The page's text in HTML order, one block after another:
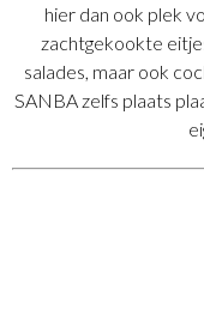
hier dan ook plek
zachtgekookte
salades, maar ook
SANBA zelfs plaats